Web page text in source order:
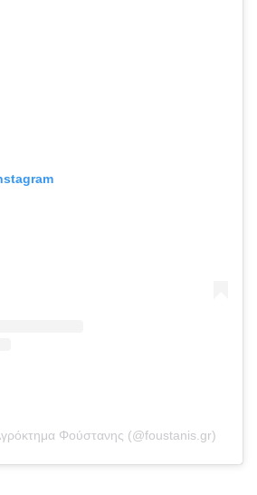
Φούστανης (@foustanis.gr)